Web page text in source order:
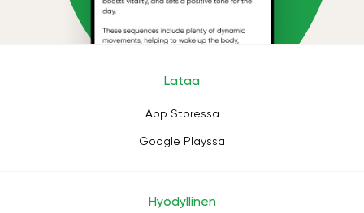
Lataa
App Storessa
Google Playssa
Hyödyllinen